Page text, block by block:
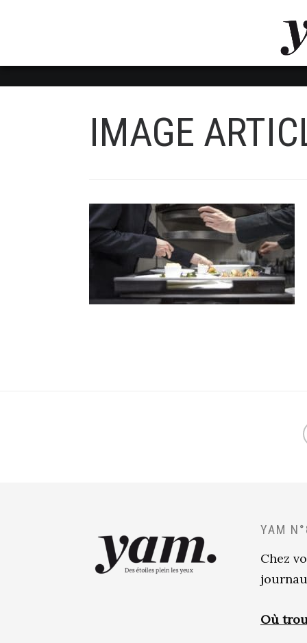
IMAGE
YAM
Chez
Où